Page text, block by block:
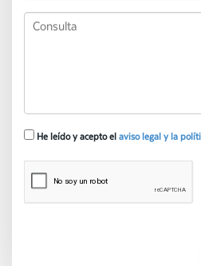
He leído y acepto el aviso legal y la